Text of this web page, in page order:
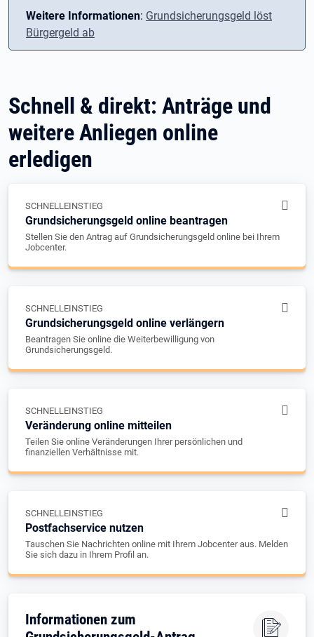
Weitere Informationen: Grundsicherungsgeld löst
Bürgergeld ab
Schnell & direkt: Anträge und
weitere Anliegen online
erledigen
SCHNELLEINSTIEG
Grundsicherungsgeld online beantragen
Stellen Sie den Antrag auf Grundsicherungsgeld online bei Ihrem
Jobcenter.
SCHNELLEINSTIEG
Grundsicherungsgeld online verlängern
Beantragen Sie online die Weiterbewilligung von
Grundsicherungsgeld.
SCHNELLEINSTIEG
Veränderung online mitteilen
Teilen Sie online Veränderungen Ihrer persönlichen und
finanziellen Verhältnisse mit.
SCHNELLEINSTIEG
Postfachservice nutzen
Tauschen Sie Nachrichten online mit Ihrem Jobcenter aus. Melden
Sie sich dazu in Ihrem Profil an.
Informationen zum